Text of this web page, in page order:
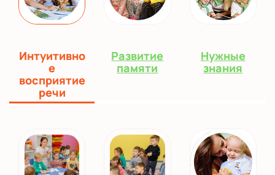
Интуитивно
е
восприятие
речи
Развитие
памяти
Нужные
знания